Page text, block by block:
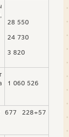
28 550
24 730
3 820
1 060 526
677 228+57